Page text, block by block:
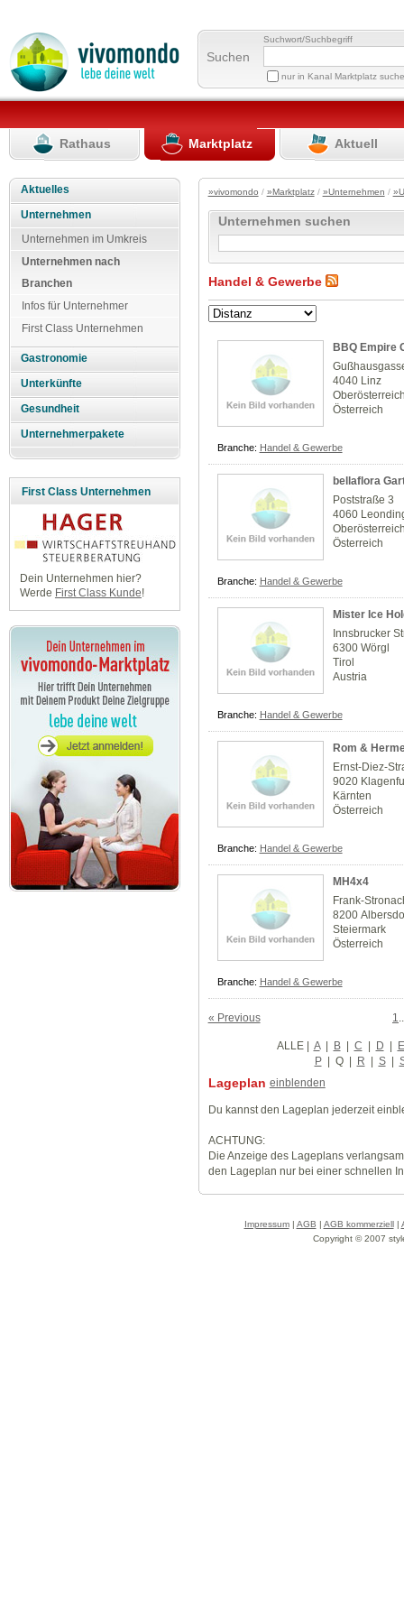
Suchen
Suchwort/Suchbegriff
nur in Kanal Marktplatz
Rathaus Marktplatz Aktuell
Aktuelles
Unternehmen
Unternehmen im Umkreis
Unternehmen nach
Branchen
Infos für Unternehmer
First Class Unternehmen
Gastronomie
Unterkünfte
Gesundheit
Unternehmerpakete
First Class Unternehmen
Dein Unternehmen hier?
Werde First Class Kunde!
»vivomondo / »Marktplatz/ »Unternehmen /
Unternehmen suchen
Handel & Gewerbe
BBQ Empire
4040 Linz
Österreich
Branche: Handel & Gewerbe
bellaflora
Poststraße 3
4060
Österreich
Branche: Handel & Gewerbe
Mister Ice
Innsbrucker
6300 Wörgl
Tirol
Austria
Branche: Handel & Gewerbe
Rom &
Ernst-Diez-
9020
Kärnten
Österreich
Branche: Handel & Gewerbe
MH4x4
Frank-
8200
Steiermark
Österreich
Branche: Handel & Gewerbe
« Previous 1
ALLE| A | B | C | D | E
P | Q | R | S |
Lageplan einblenden
Du kannst den Lageplan jederzeit
ACHTUNG:
Die Anzeige des Lageplans
den Lageplan nur bei einer schnellen
Impressum| AGB | AGB kommerziell|
Copyright © 2007